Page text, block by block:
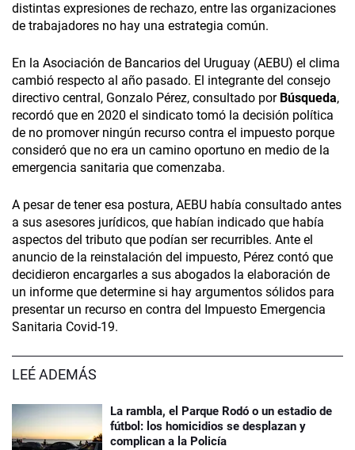
distintas expresiones de rechazo, entre las organizaciones
de trabajadores no hay una estrategia común.
En la Asociación de Bancarios del Uruguay (AEBU) el clima
cambió respecto al año pasado. El integrante del consejo
directivo central, Gonzalo Pérez, consultado por Búsqueda,
recordó que en 2020 el sindicato tomó la decisión política
de no promover ningún recurso contra el impuesto porque
consideró que no era un camino oportuno en medio de la
emergencia sanitaria que comenzaba.
A pesar de tener esa postura, AEBU había consultado antes
a sus asesores jurídicos, que habían indicado que había
aspectos del tributo que podían ser recurribles. Ante el
anuncio de la reinstalación del impuesto, Pérez contó que
decidieron encargarles a sus abogados la elaboración de
un informe que determine si hay argumentos sólidos para
presentar un recurso en contra del Impuesto Emergencia
Sanitaria Covid-19.
LEÉ ADEMÁS
La rambla, el Parque Rodó o un estadio de
fútbol: los homicidios se desplazan y
complican a la Policía